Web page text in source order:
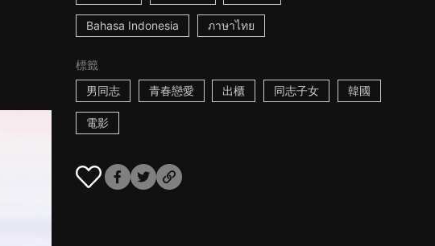
Bahasa Indonesia ภาษาไทย
標籤
男同志
青春戀愛 出櫃 同志子女 韓國
電影